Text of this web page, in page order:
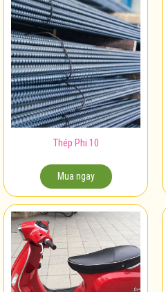
Thép Phi 10
Mua ngay